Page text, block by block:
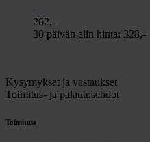
262,-
30 päivän alin hinta: 328,-
Kysymykset ja vastaukset
Toimitus- ja palautusehdot
Toimitus: